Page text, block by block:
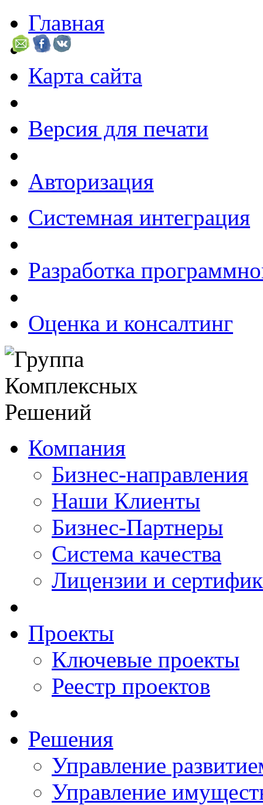
Главная
Карта сайта
Версия для печати
Авторизация
Системная интеграция
Разработка
Оценка и консалтинг
Компания
Бизнес-направления
Наши Клиенты
Бизнес-Партнеры
Система качества
Лицензии и
Проекты
Ключевые проекты
Реестр проектов
Решения
Управление
Управление